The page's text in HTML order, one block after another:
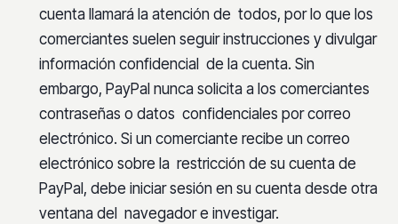
cuenta llamará la atención de todos, por lo que los
comerciantes suelen seguir instrucciones y divulgar
información confidencial de la cuenta. Sin
embargo, PayPal nunca solicita a los comerciantes
contraseñas o datos confidenciales por correo
electrónico. Si un comerciante recibe un correo
electrónico sobre la restricción de su cuenta de
PayPal, debe iniciar sesión en su cuenta desde otra
ventana del navegador e investigar.